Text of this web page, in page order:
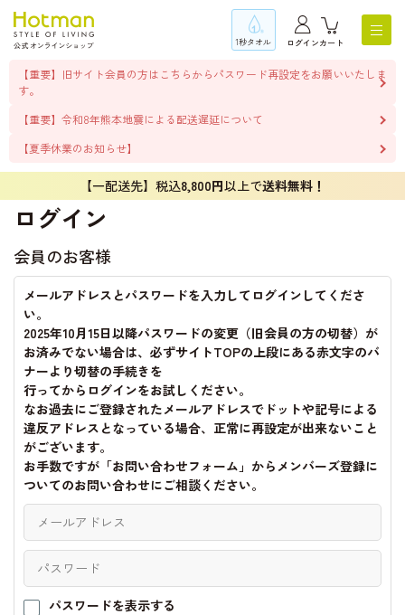
1秒タオル ログインカート
【重要】旧サイト会員の方はこちらからパスワード再設定をお願いいたしま
す。
【重要】令和8年熊本地震による配送遅延について
【夏季休業のお知らせ】
【一配送先】税込8,800円以上で送料無料！
ログイン
会員のお客様
メールアドレスとパスワードを入力してログインしてくださ
い。
2025年10月15日以降パスワードの変更（旧会員の方の切替）が
お済みでない場合は、必ずサイトTOPの上段にある赤文字のバ
ナーより切替の手続きを
行ってからログインをお試しください。
なお過去にご登録されたメールアドレスでドットや記号による
違反アドレスとなっている場合、正常に再設定が出来ないこと
がございます。
お手数ですが「お問い合わせフォーム」からメンバーズ登録に
ついてのお問い合わせにご相談ください。
パスワードを表示する